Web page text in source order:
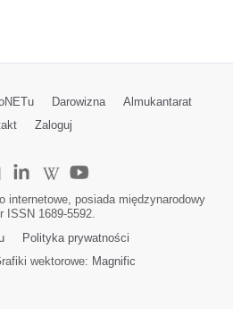
Darowizna
Almukantarat
Zaloguj
internetowe, posiada międzynarodowy
ISSN 1689-5592.
Polityka prywatności
wektorowe: Magnific